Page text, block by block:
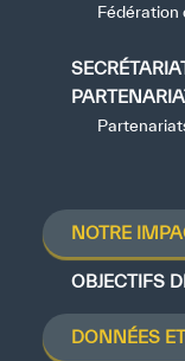
Fédération
NOTRE
OBJECTIFS
DONNÉES